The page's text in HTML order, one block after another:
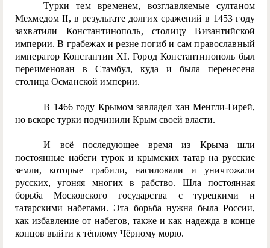
Турки тем временем, возглавляемые султаном
Мехмедом II, в результате долгих сражений в 1453 году
захватили Константинополь, столицу Византийской
империи. В грабежах и резне погиб и сам православный
император Константин XI. Город Константинополь был
переименован в Стамбул, куда и была перенесена
столица Османской империи.
В 1466 году Крымом завладел хан Менгли-Гирей,
но вскоре турки подчинили Крым своей власти.
И всё последующее время из Крыма шли
постоянные набеги турок и крымских татар на русские
земли, которые грабили, насиловали и уничтожали
русских, угоняя многих в рабство. Шла постоянная
борьба Московского государства с турецкими и
татарскими набегами. Эта борьба нужна была России,
как избавление от набегов, также и как надежда в конце
концов выйти к тёплому Чёрному морю.